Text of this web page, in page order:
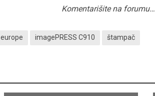
Komentarišite na forumu…
europe imagePRESS C910 štampač